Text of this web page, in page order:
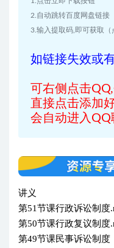
2.自动跳转百度网盘链接
3.输入提取码,即可获取（
如链接失效或
可右侧点击
直接点击添加
会自动进入QQ
讲义
第51节课行政诉讼制度
第50节课行政复议制度
第49节课民事诉讼制度